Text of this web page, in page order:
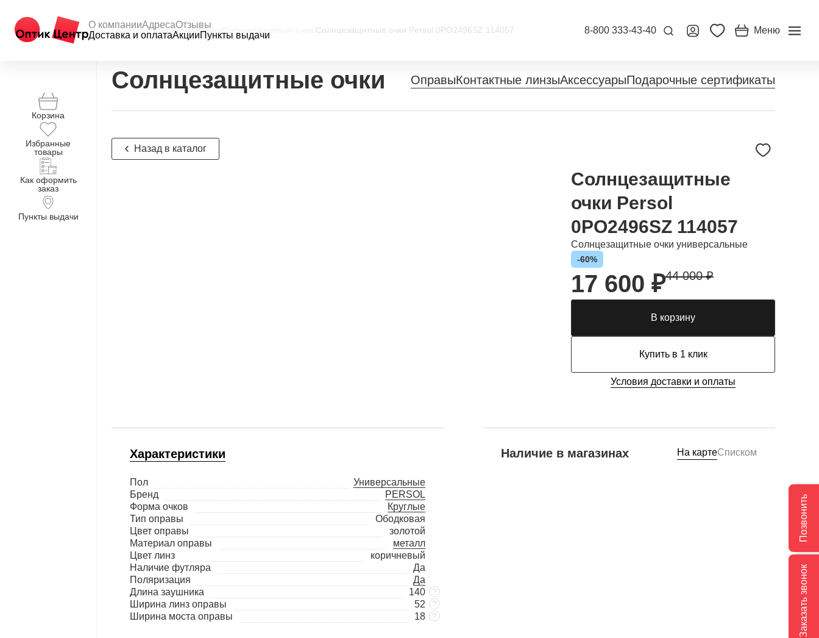
О компанииАдресаОтзывы
Доставка и оплатаАкцииПункты выдачи 8-800 333-43-40 Меню
Корзина
Избранные
товары
Как оформить
заказ
Пункты выдачи
Главная Интернет-магазин Солнцезащитные очки Persol 0PO2496SZ 114057
Солнцезащитные очки ОправыКонтактные линзыАксессуарыПодарочные сертификаты
Назад в каталог
Солнцезащитные
очки Persol
0PO2496SZ 114057
Солнцезащитные очки универсальные
-60%
17 600 ₽44 000 ₽
В корзину
Купить в 1 клик
Условия доставки и оплаты
Характеристики
Пол
Универсальные
Бренд
PERSOL
Форма очков
Круглые
Тип оправы
Ободковая
Цвет оправы
золотой
Материал оправы
металл
Цвет линз
коричневый
Наличие футляра
Да
Поляризация
Да
Длина заушника
140 ?
Ширина линз оправы 52 ?
Ширина моста оправы 18 ?
Наличие в магазинах На картеСписком
Заказать звонок
Позвонить